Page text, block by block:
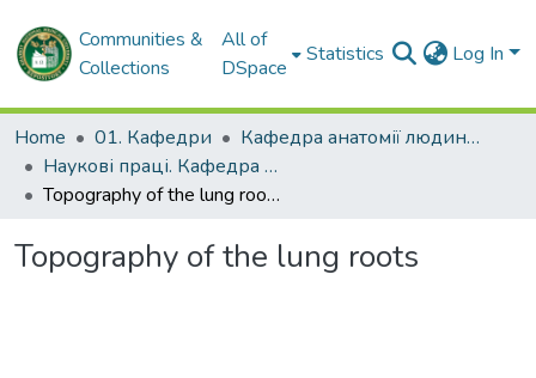
Communities &
Collections
All of
DSpace
Statistics Log In
Home 01. Кафедри
Кафедра анатомії людини, клінічної анатомії та оперативної хірургії
Наукові праці. Кафедра анатомії людини, клінічної анатомії та оперативної хірургії
Topography of the lung roots
Topography of the lung roots